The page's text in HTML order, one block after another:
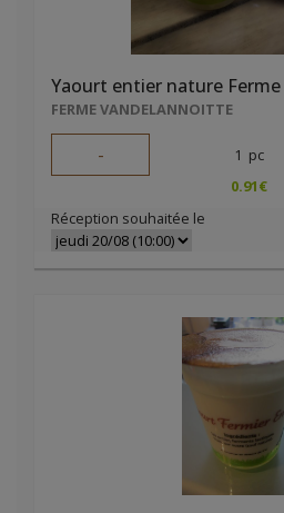
Yaourt entier nature
FERME VANDELANNOITTE
- 1 pc
0.91€
Réception souhaitée le